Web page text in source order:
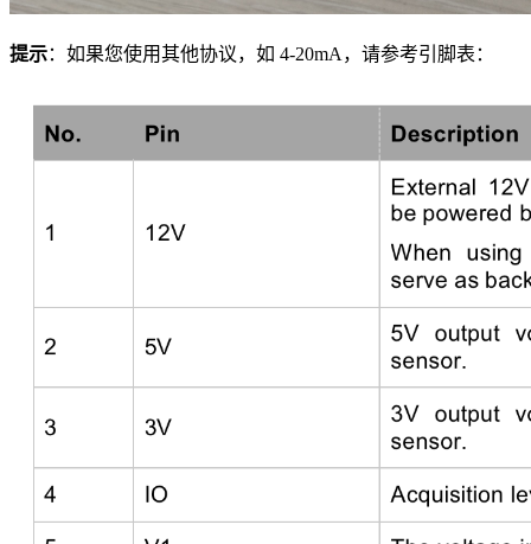
提示：如果您使用其他协议，如 4-20mA，请参考引脚表：